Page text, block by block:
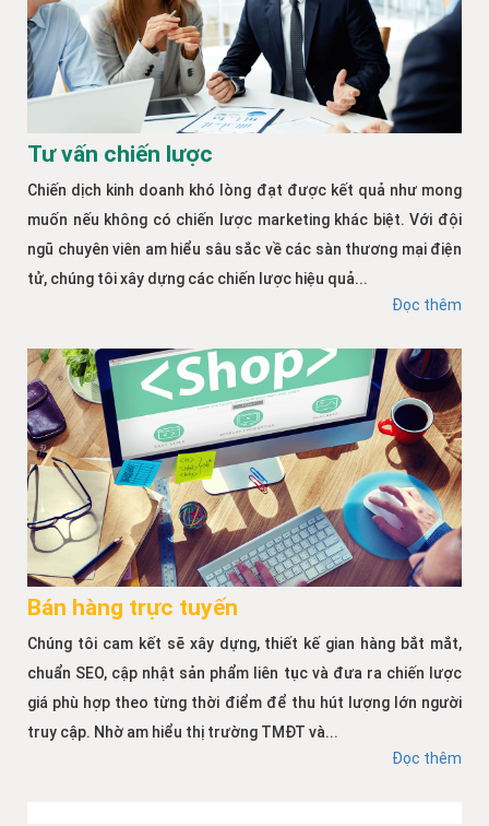
Tư vấn chiến lược
Chiến dịch kinh doanh khó lòng đạt được kết quả như mong
muốn nếu không có chiến lược marketing khác biệt. Với đội
ngũ chuyên viên am hiểu sâu sắc về các sàn thương mại điện
tử, chúng tôi xây dựng các chiến lược hiệu quả...
Đọc thêm
Bán hàng trực tuyến
Chúng tôi cam kết sẽ xây dựng, thiết kế gian hàng bắt mắt,
chuẩn SEO, cập nhật sản phẩm liên tục và đưa ra chiến lược
giá phù hợp theo từng thời điểm để thu hút lượng lớn người
truy cập. Nhờ am hiểu thị trường TMĐT và...
Đọc thêm